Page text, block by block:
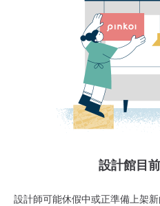
設計館目
設計師可能休假中或正準備上架